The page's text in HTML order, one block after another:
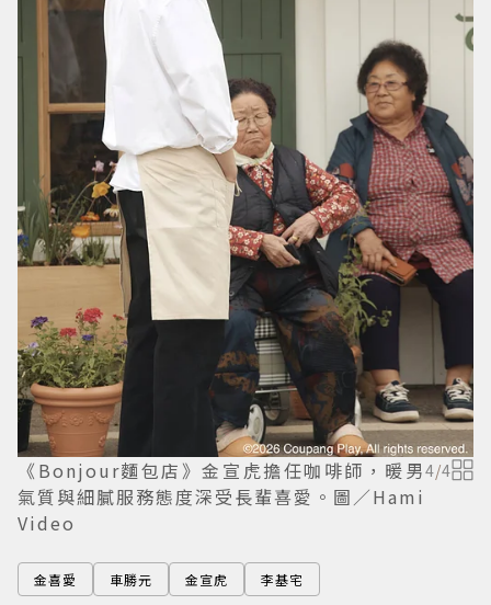
《Bonjour麵包店》金宣虎擔任咖啡師，暖男
氣質與細膩服務態度深受長輩喜愛。圖／Hami
Video
4/4
金喜愛 車勝元 金宣虎 李基宅